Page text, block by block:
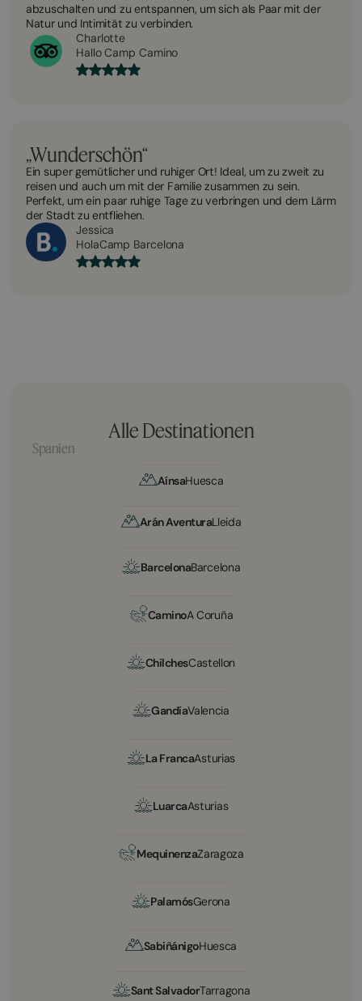
abzuschalten und zu entspannen, um sich als Paar mit der
Natur und Intimität zu verbinden.
Charlotte
Hallo Camp Camino
„Wunderschön“
Ein super gemütlicher und ruhiger Ort! Ideal, um zu zweit zu
reisen und auch um mit der Familie zusammen zu sein.
Perfekt, um ein paar ruhige Tage zu verbringen und dem Lärm
der Stadt zu entfliehen.
Jessica
HolaCamp Barcelona
Alle Destinationen
Spanien
AínsaHuesca
Arán AventuraLleida
BarcelonaBarcelona
CaminoA Coruña
ChilchesCastellon
GandíaValencia
La FrancaAsturias
LuarcaAsturias
MequinenzaZaragoza
PalamósGerona
SabiñánigoHuesca
Sant SalvadorTarragona